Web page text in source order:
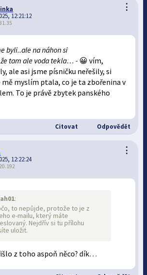
⋮
12:21:12
byli..ale na náhon si
tam ale voda tekla… - 😀 vím,
ale asi jsme písničku neřešily, si
mě myslím ptala, co je ta zbořenina v
To je právě zbytek panského
Citovat Odpovědět
⋮
12:22:24
:
to nepůjde, protože to je z
e-mailu, který máte
Nejdřív si tu přílohu
uložit.
z toho aspoň něco? dík…